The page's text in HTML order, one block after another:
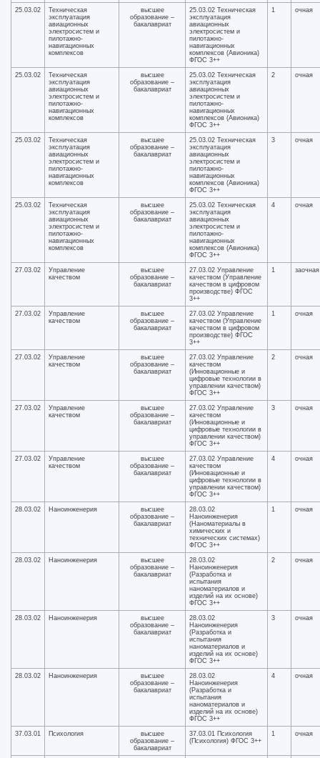
25.03.02
Техническая
эксплуатация
авиационных
электросистем и
пилотажно-
навигационных
комплексов
высшее
образование –
бакалавриат
25.03.02 Техническая
эксплуатация
авиационных
электросистем и
пилотажно-
навигационных
комплексов (Авионика)
ФГОС 3++
1 очная
25.03.02
Техническая
эксплуатация
авиационных
электросистем и
пилотажно-
навигационных
комплексов
высшее
образование –
бакалавриат
25.03.02 Техническая
эксплуатация
авиационных
электросистем и
пилотажно-
навигационных
комплексов (Авионика)
ФГОС 3++
2 очная
25.03.02
Техническая
эксплуатация
авиационных
электросистем и
пилотажно-
навигационных
комплексов
высшее
образование –
бакалавриат
25.03.02 Техническая
эксплуатация
авиационных
электросистем и
пилотажно-
навигационных
комплексов (Авионика)
ФГОС 3++
3 очная
25.03.02
Техническая
эксплуатация
авиационных
электросистем и
пилотажно-
навигационных
комплексов
высшее
образование –
бакалавриат
25.03.02 Техническая
эксплуатация
авиационных
электросистем и
пилотажно-
навигационных
комплексов (Авионика)
ФГОС 3++
4 очная
27.03.02
Управление
качеством
высшее
образование –
бакалавриат
27.03.02 Управление
качеством (Управление
качеством в цифровом
производстве) ФГОС
3++
1 заочная
27.03.02
Управление
качеством
высшее
образование –
бакалавриат
27.03.02 Управление
качеством (Управление
качеством в цифровом
производстве) ФГОС
3++
1 очная
27.03.02
Управление
качеством
высшее
образование –
бакалавриат
27.03.02 Управление
качеством
(Инновационные и
цифровые технологии в
управлении качеством)
ФГОС 3++
2 очная
27.03.02
Управление
качеством
высшее
образование –
бакалавриат
27.03.02 Управление
качеством
(Инновационные и
цифровые технологии в
управлении качеством)
ФГОС 3++
3 очная
27.03.02
Управление
качеством
высшее
образование –
бакалавриат
27.03.02 Управление
качеством
(Инновационные и
цифровые технологии в
управлении качеством)
ФГОС 3++
4 очная
28.03.02 Наноинженерия
высшее
образование –
бакалавриат
28.03.02
Наноинженерия
(Наноматериалы в
химических и
технических системах)
ФГОС 3++
1 очная
28.03.02 Наноинженерия
высшее
образование –
бакалавриат
28.03.02
Наноинженерия
(Разработка и
испытания
наноматериалов и
изделий на их основе)
ФГОС 3++
2 очная
28.03.02 Наноинженерия
высшее
образование –
бакалавриат
28.03.02
Наноинженерия
(Разработка и
испытания
наноматериалов и
изделий на их основе)
ФГОС 3++
3 очная
28.03.02 Наноинженерия
высшее
образование –
бакалавриат
28.03.02
Наноинженерия
(Разработка и
испытания
наноматериалов и
изделий на их основе)
ФГОС 3++
4 очная
37.03.01 Психология
высшее
образование –
бакалавриат
37.03.01 Психология
(Психология) ФГОС 3++
1 очная